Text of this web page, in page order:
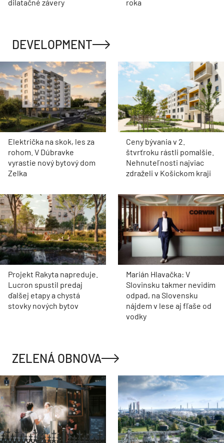
dilatačné závery
roka
DEVELOPMENT
Električka na skok, les za
rohom. V Dúbravke
vyrastie nový bytový dom
Zelka
Ceny bývania v 2.
štvrťroku rástli pomalšie.
Nehnuteľnosti najviac
zdraželi v Košickom kraji
Projekt Rakyta napreduje.
Lucron spustil predaj
ďalšej etapy a chystá
stovky nových bytov
Marián Hlavačka: V
Slovinsku takmer nevidím
odpad, na Slovensku
nájdem v lese aj fľaše od
vodky
ZELENÁ OBNOVA